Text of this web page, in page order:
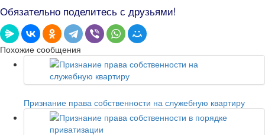
Обязательно поделитесь с друзьями!
Похожие сообщения
Признание права собственности на служебную квартиру